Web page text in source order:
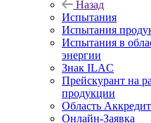
Назад
Испытания
Испытания
Испытания в
энергии
Знак ILAC
Прейскурант на
продукции
Область
Онлайн-Заявка